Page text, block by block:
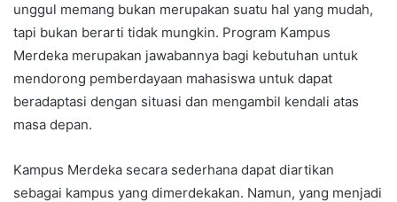
unggul memang bukan merupakan suatu hal yang mudah,
tapi bukan berarti tidak mungkin. Program Kampus
Merdeka merupakan jawabannya bagi kebutuhan untuk
mendorong pemberdayaan mahasiswa untuk dapat
beradaptasi dengan situasi dan mengambil kendali atas
masa depan.
Kampus Merdeka secara sederhana dapat diartikan
sebagai kampus yang dimerdekakan. Namun, yang menjadi